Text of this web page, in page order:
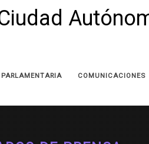
COMUNICACIONES